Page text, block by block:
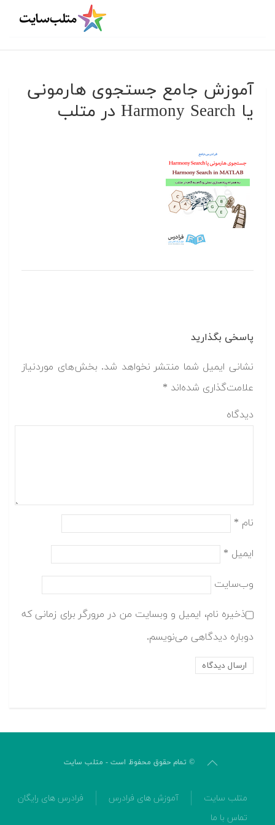
آموزش جامع جستجوی هارمونی
یا Harmony Search در متلب
پاسخی بگذارید
نشانی ایمیل شما منتشر نخواهد شد. بخش‌های موردنیاز
علامت‌گذاری شده‌اند *
دیدگاه
نام *
ایمیل *
وب‌سایت
ذخیره نام، ایمیل و وبسایت من در مرورگر برای زمانی که
دوباره دیدگاهی می‌نویسم.
© تمام حقوق محفوظ است - متلب سایت
متلب سایت آموزش های فرادرس
فرادرس های رایگان
تماس با ما